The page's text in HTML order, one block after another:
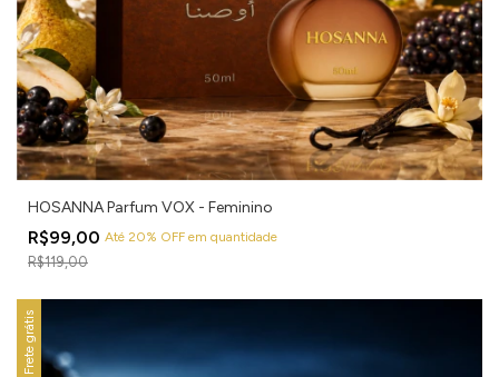
HOSANNA Parfum VOX - Feminino
R$99,00 Até 20% OFF em quantidade
R$119,00
Frete grátis